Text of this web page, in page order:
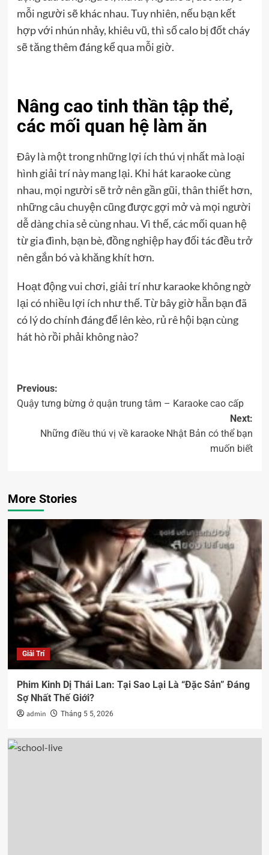
mỗi người sẽ khác nhau. Tuy nhiên, nếu bạn kết
hợp với nhún nhảy, khiêu vũ, thì số calo bị đốt cháy
sẽ tăng thêm đáng kể qua mỗi giờ.
Nâng cao tinh thần tập thể,
các mối quan hệ làm ăn
Đây là một trong những lợi ích thú vị nhất mà loại
hình giải trí này mang lại. Khi hát karaoke cùng
nhau, mọi người sẽ trở nên gần gũi, thân thiết hơn,
những câu chuyện cũng được gợi mở và mọi người
dễ dàng chia sẻ cùng nhau. Vì thế, các mối quan hệ
từ gia đình, bạn bè, đồng nghiệp hay đối tác đều trở
nên gắn bó và khăng khít hơn.
Hoạt động vui chơi, giải trí như karaoke không ngờ
lại có nhiều lợi ích như thế. Từ bây giờ hẵn bạn đã
có lý do chính đáng để lên kèo, rủ rê hội bạn cùng
hát hò rồi phải không nào?
Previous:
Quậy tưng bừng ở quận trung tâm – Karaoke cao cấp
Next:
Những điều thú vị về karaoke Nhật Bản có thể bạn
muốn biết
More Stories
Giải Trí
Phim Kinh Dị Thái Lan: Tại Sao Lại Là “Đặc Sản” Đáng
Sợ Nhất Thế Giới?
admin Tháng 5 5, 2026